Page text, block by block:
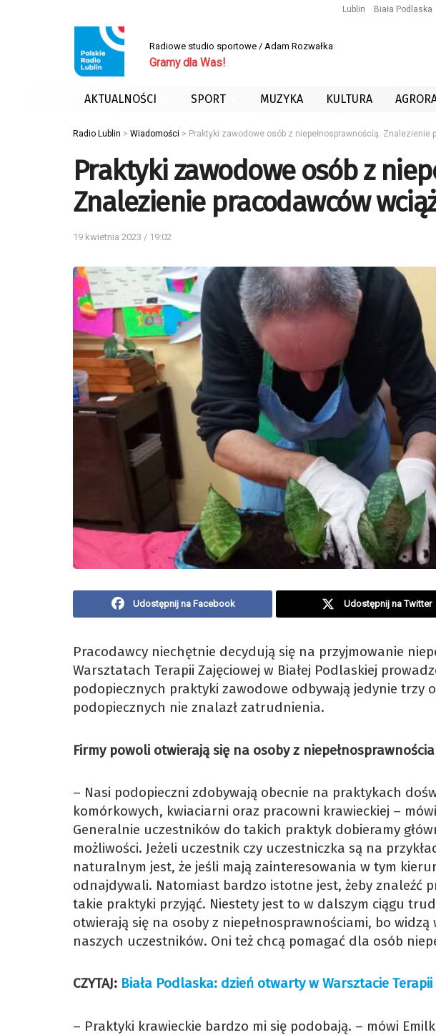
Lublin Biała Podlaska
Radiowe studio sportowe / Adam Rozwałka
Gramy dla Was!
AKTUALNOŚCI SPORT MUZYKA KULTURA
Radio Lublin > Wiadomości > Praktyki zawodowe osób z niepełnosprawnością.
Praktyki zawodowe osób z
Znalezienie pracodawców
19 kwietnia 2023 / 19:02
Udostępnij na Facebook Udostępnij na Twitter
Pracodawcy niechętnie decydują się na przyjmowanie
Warsztatach Terapii Zajęciowej w Białej Podlaskiej
podopiecznych praktyki zawodowe odbywają jedynie trzy
podopiecznych nie znalazł zatrudnienia.
Firmy powoli otwierają się na osoby z
– Nasi podopieczni zdobywają obecnie na praktykach
komórkowych, kwiaciarni oraz pracowni krawieckiej –
Generalnie uczestników do takich praktyk dobieramy
możliwości. Jeżeli uczestnik czy uczestniczka są na
naturalnym jest, że jeśli mają zainteresowania w tym
odnajdywali. Natomiast bardzo istotne jest, żeby znaleźć
takie praktyki przyjąć. Niestety jest to w dalszym ciągu
otwierają się na osoby z niepełnosprawnościami, bo
naszych uczestników. Oni też chcą pomagać dla osób
CZYTAJ: Biała Podlaska: dzień otwarty w Warsztacie Terapii
– Praktyki krawieckie bardzo mi się podobają. – mówi